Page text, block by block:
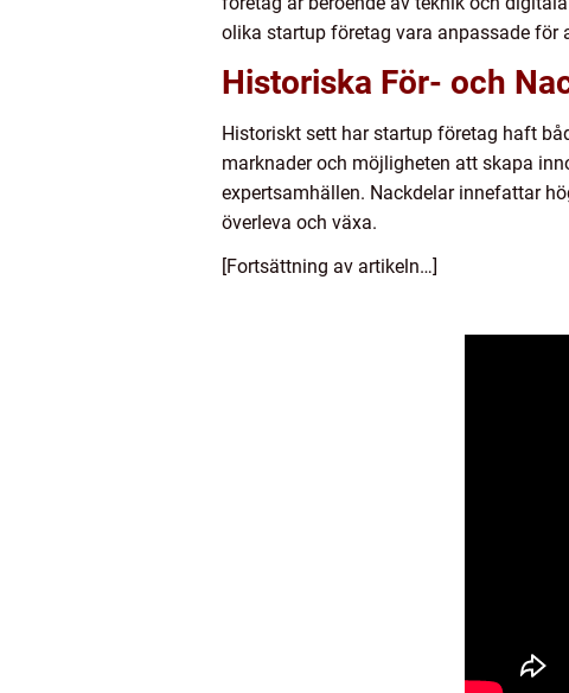
olika startup företag vara anpassade för
Historiska För- och
Historiskt sett har startup företag haft
marknader och möjligheten att skapa
expertsamhällen. Nackdelar innefattar
överleva och växa.
[Fortsättning av artikeln…]